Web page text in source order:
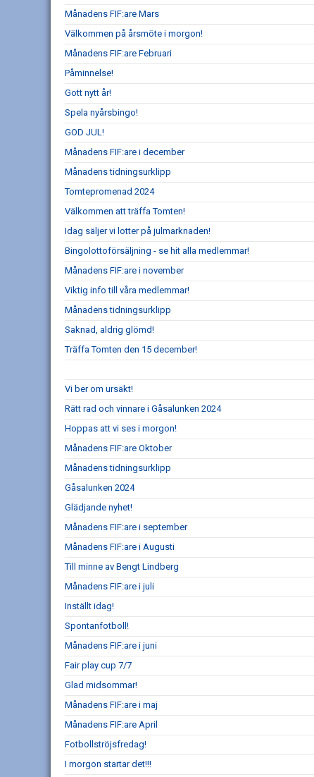
Månadens FIF:are Mars
Välkommen på årsmöte i morgon!
Månadens FIF:are Februari
Påminnelse!
Gott nytt år!
Spela nyårsbingo!
GOD JUL!
Månadens FIF:are i december
Månadens tidningsurklipp
Tomtepromenad 2024
Välkommen att träffa Tomten!
Idag säljer vi lotter på julmarknaden!
Bingolottoförsäljning - se hit alla medlemmar!
Månadens FIF:are i november
Viktig info till våra medlemmar!
Månadens tidningsurklipp
Saknad, aldrig glömd!
Träffa Tomten den 15 december!
Vi ber om ursäkt!
Rätt rad och vinnare i Gåsalunken 2024
Hoppas att vi ses i morgon!
Månadens FIF:are Oktober
Månadens tidningsurklipp
Gåsalunken 2024
Glädjande nyhet!
Månadens FIF:are i september
Månadens FIF:are i Augusti
Till minne av Bengt Lindberg
Månadens FIF:are i juli
Inställt idag!
Spontanfotboll!
Månadens FIF:are i juni
Fair play cup 7/7
Glad midsommar!
Månadens FIF:are i maj
Månadens FIF:are April
Fotbollströjsfredag!
I morgon startar det!!!